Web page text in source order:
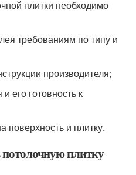
плитки необходимо
требованиям по типу и
производителя;
его готовность к
поверхность и плитку.
плитку